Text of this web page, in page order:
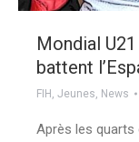
Mondial
battent
FIH , Jeunes, News
Après les quarts